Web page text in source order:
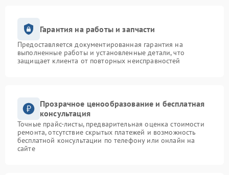
Гарантия на работы и запчасти
Предоставляется документированная гарантия на
выполненные работы и установленные детали, что
защищает клиента от повторных неисправностей
Прозрачное ценообразование и бесплатная
консультация
Точные прайс-листы, предварительная оценка стоимости
ремонта, отсутствие скрытых платежей и возможность
бесплатной консультации по телефону или онлайн на
сайте